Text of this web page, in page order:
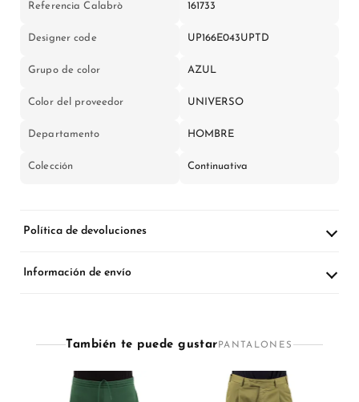
Referencia Calabrò 161733
Designer code UP166E043UPTD
Grupo de color AZUL
Color del proveedor UNIVERSO
Departamento HOMBRE
Colección Continuativa
Política de devoluciones
Información de envío
También te puede gustar PANTALONES